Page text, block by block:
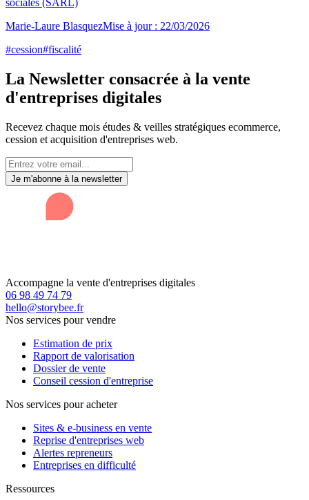
sociales (SARL)
Marie-Laure BlasquezMise à jour : 22/03/2026
#cession#fiscalité
La Newsletter consacrée à la vente
d'entreprises digitales
Recevez chaque mois études & veilles stratégiques ecommerce,
cession et acquisition d'entreprises web.
Je m'abonne à la newsletter
Accompagne la vente d'entreprises digitales
06 98 49 74 79
hello@storybee.fr
Nos services pour vendre
Estimation de prix
Rapport de valorisation
Dossier de vente
Conseil cession d'entreprise
Nos services pour acheter
Sites & e-business en vente
Reprise d'entreprises web
Alertes repreneurs
Entreprises en difficulté
Ressources